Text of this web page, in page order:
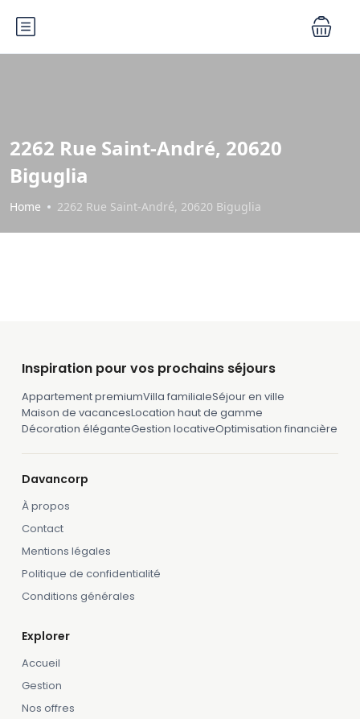
2262 Rue Saint-André, 20620
Biguglia
Home 2262 Rue Saint-André, 20620 Biguglia
Inspiration pour vos prochains séjours
Appartement premiumVilla familialeSéjour en ville
Maison de vacancesLocation haut de gamme
Décoration éléganteGestion locativeOptimisation financière
Davancorp
À propos
Contact
Mentions légales
Politique de confidentialité
Conditions générales
Explorer
Accueil
Gestion
Nos offres